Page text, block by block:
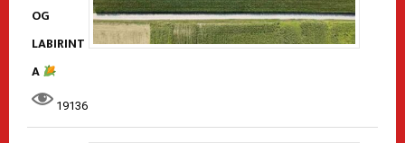
OG
LABIRINT
A
19136